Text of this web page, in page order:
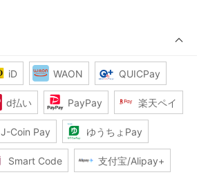
iD WAON QUICPay
d払い PayPay 楽天ペイ
J-Coin Pay ゆうちょPay
Smart Code 支付宝/Alipay+